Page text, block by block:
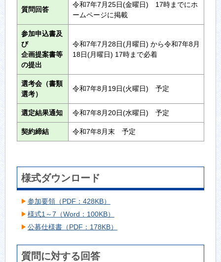
質問回答
令和7年7月25日(金曜日) 17時までにホ
ームページに掲載
参加申込書及
び
企画提案書等
の提出
令和7年7月28日(月曜日) から令和7年8月
18日(月曜日) 17時まで必着
選考会（書類
選考）
令和7年8月19日(火曜日) 予定
選定結果通知 令和7年8月20日(水曜日) 予定
契約締結 令和7年8月末 予定
様式ダウンロード
参加要領（PDF：428KB）
様式1～7（Word：100KB）
公募仕様書（PDF：178KB）
質問に対する回答